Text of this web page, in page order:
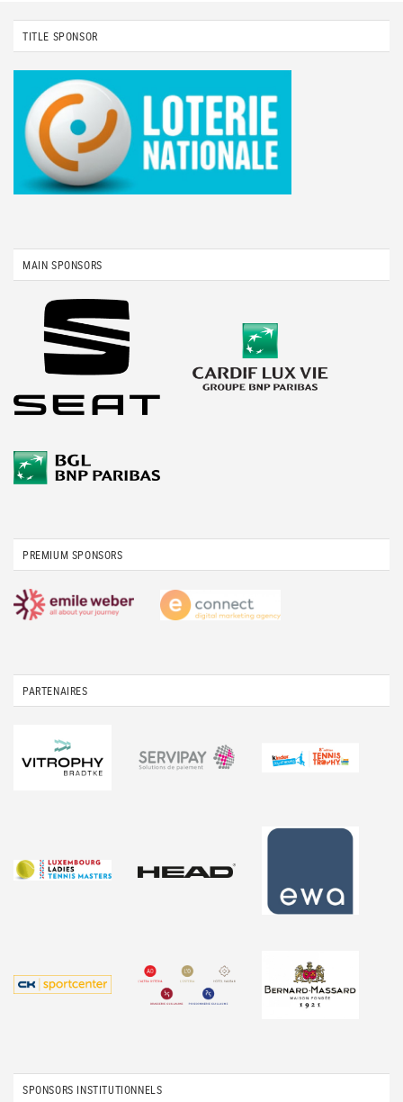
TITLE SPONSOR
MAIN SPONSORS
PREMIUM SPONSORS
PARTENAIRES
SPONSORS INSTITUTIONNELS